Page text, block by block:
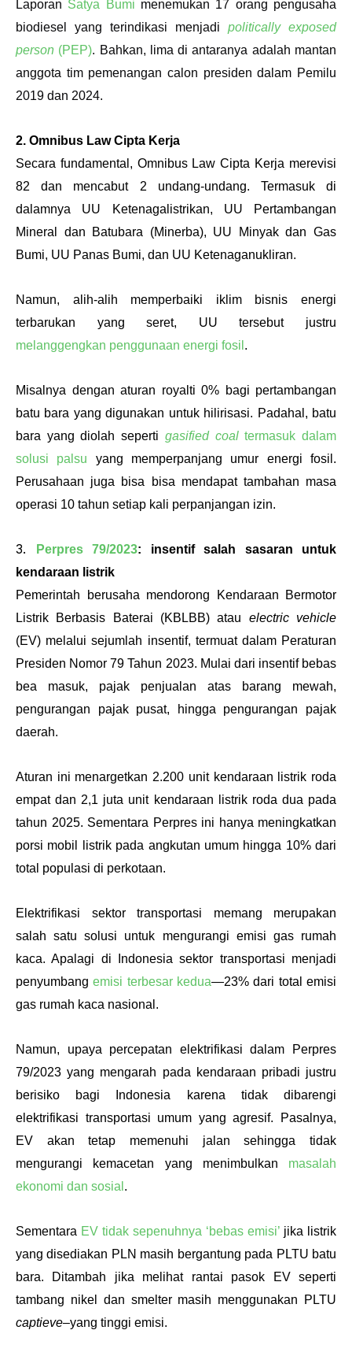
Laporan Satya Bumi menemukan 17 orang pengusaha
biodiesel yang terindikasi menjadi politically exposed
person (PEP). Bahkan, lima di antaranya adalah mantan
anggota tim pemenangan calon presiden dalam Pemilu
2019 dan 2024.
2. Omnibus Law Cipta Kerja
Secara fundamental, Omnibus Law Cipta Kerja merevisi
82 dan mencabut 2 undang-undang. Termasuk di
dalamnya UU Ketenagalistrikan, UU Pertambangan
Mineral dan Batubara (Minerba), UU Minyak dan Gas
Bumi, UU Panas Bumi, dan UU Ketenaganukliran.
Namun, alih-alih memperbaiki iklim bisnis energi
melanggengkan penggunaan energi fosil .
Misalnya dengan aturan royalti 0% bagi pertambangan
batu bara yang digunakan untuk hilirisasi. Padahal, batu
bara yang diolah seperti gasified coal termasuk dalam
solusi palsu yang memperpanjang umur energi fosil.
Perusahaan juga bisa bisa mendapat tambahan masa
operasi 10 tahun setiap kali perpanjangan izin.
3. Perpres 79/2023: insentif salah sasaran untuk
kendaraan listrik
Pemerintah berusaha mendorong Kendaraan Bermotor
Listrik Berbasis Baterai (KBLBB) atau electric vehicle
(EV) melalui sejumlah insentif, termuat dalam Peraturan
Presiden Nomor 79 Tahun 2023. Mulai dari insentif bebas
bea masuk, pajak penjualan atas barang mewah,
pengurangan pajak pusat, hingga pengurangan pajak
daerah.
Aturan ini menargetkan 2.200 unit kendaraan listrik roda
empat dan 2,1 juta unit kendaraan listrik roda dua pada
tahun 2025. Sementara Perpres ini hanya meningkatkan
porsi mobil listrik pada angkutan umum hingga 10% dari
total populasi di perkotaan.
Elektrifikasi sektor transportasi memang merupakan
salah satu solusi untuk mengurangi emisi gas rumah
kaca. Apalagi di Indonesia sektor transportasi menjadi
penyumbang emisi terbesar kedua—23% dari total emisi
gas rumah kaca nasional.
Namun, upaya percepatan elektrifikasi dalam Perpres
79/2023 yang mengarah pada kendaraan pribadi justru
berisiko bagi Indonesia karena tidak dibarengi
elektrifikasi transportasi umum yang agresif. Pasalnya,
EV akan tetap memenuhi jalan sehingga tidak
mengurangi kemacetan yang menimbulkan masalah
ekonomi dan sosial .
Sementara EV tidak sepenuhnya ‘bebas emisi’ jika listrik
yang disediakan PLN masih bergantung pada PLTU batu
bara. Ditambah jika melihat rantai pasok EV seperti
captieve–yang tinggi emisi.